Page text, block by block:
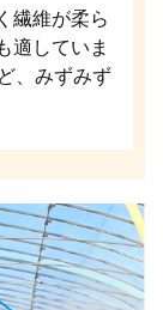
繊維が柔ら
適していま
、みずみず